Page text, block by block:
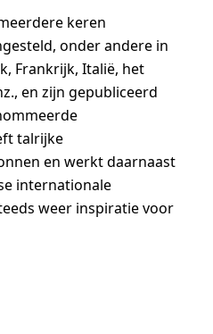
keren
onder andere in
Frankrijk, Italië, het
en zijn gepubliceerd
talrijke
en werkt daarnaast
internationale
weer inspiratie voor